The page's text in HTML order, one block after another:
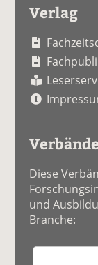
Verlag
Verbände
Diese
und
Branche: